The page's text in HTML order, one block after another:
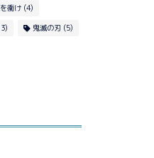
衝け(4)
鬼滅の刃 (5)